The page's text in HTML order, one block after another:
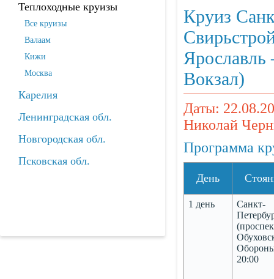
Теплоходные круизы
Все круизы
Валаам
Кижи
Москва
Карелия
Ленинградская обл.
Новгородская обл.
Псковская обл.
Круиз
Вокзал)
Даты:
Николай
Программа
День
1 день
Санкт-
20:00